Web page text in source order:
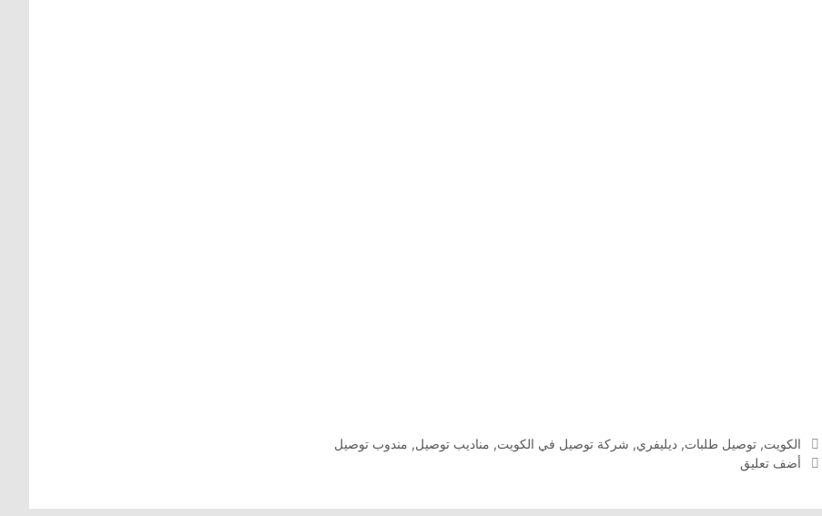
التصنيفات
الكويت, توصيل طلبات, ديليفري, شركة توصيل في الكويت, مناديب توصيل, مندوب توصيل
أضف تعليق